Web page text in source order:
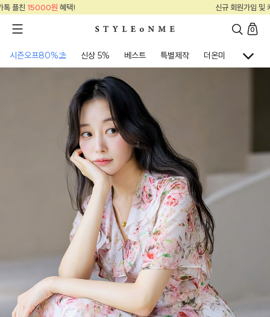
0
시즌오프80%⛱ 신상 5% 베스트 특별제작 더온미 골프웨어